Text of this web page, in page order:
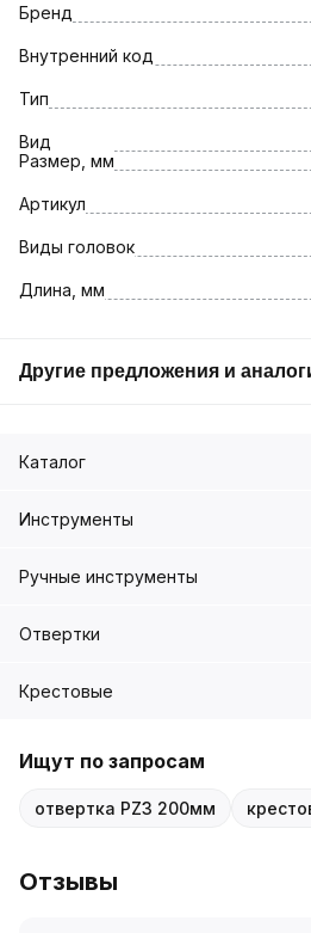
Бренд
Внутренний код
Тип
Вид
Размер, мм
Артикул
Виды головок
Длина, мм
Другие предложения и
Каталог
Инструменты
Ручные инструменты
Отвертки
Крестовые
Ищут по запросам
отвертка PZ3 200мм
Отзывы